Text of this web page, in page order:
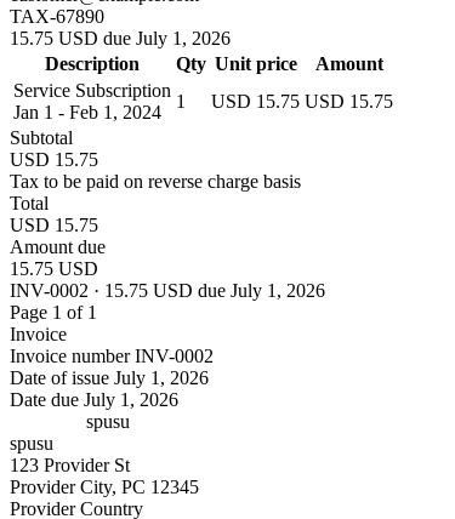
TAX-67890
15.75 USD due July 1, 2026
Description
Qty Unit price
Amount
Service Subscription
Jan 1 - Feb 1, 2024
1 USD 15.75 USD 15.75
Subtotal
USD 15.75
Tax to be paid on reverse charge basis
Total
USD 15.75
Amount due
15.75 USD
INV-0002 · 15.75 USD due July 1, 2026
Page 1 of 1
Invoice
Invoice numberINV-0002
Date of issue July 1, 2026
Date due July 1, 2026
spusu
spusu
123 Provider St
Provider City, PC 12345
Provider Country